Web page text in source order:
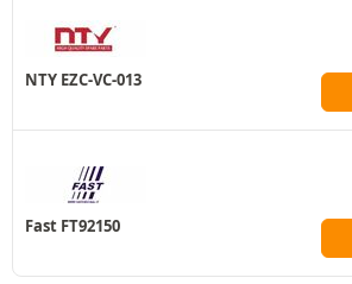
NTY EZC-VC-013
Fast FT92150